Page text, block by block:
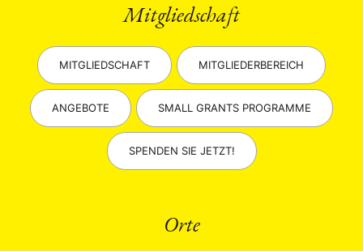
Mitgliedschaft
MITGLIEDSCHAFT MITGLIEDERBEREICH
ANGEBOTE SMALL GRANTS PROGRAMME
SPENDEN SIE JETZT!
Orte